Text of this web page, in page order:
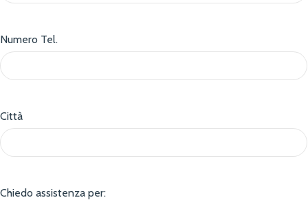
Numero Tel.
Città
Chiedo assistenza per: